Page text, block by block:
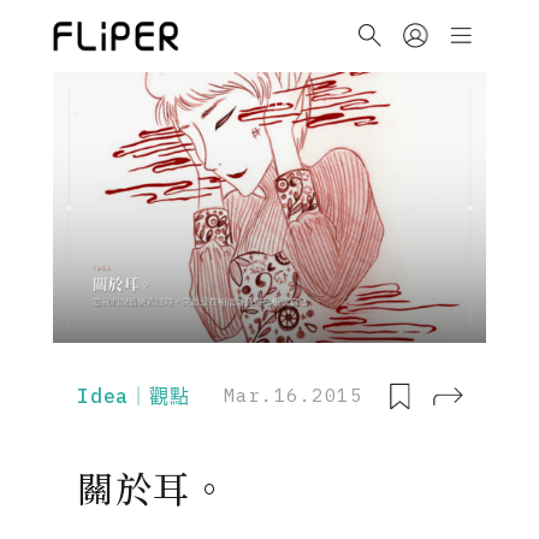
Idea｜觀點 Mar.16.2015
關於耳。